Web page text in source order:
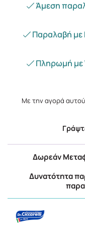
Άμεση
Παραλαβή με
Πληρωμή με
Με την αγορά
Δωρεάν
Δυνατότητα